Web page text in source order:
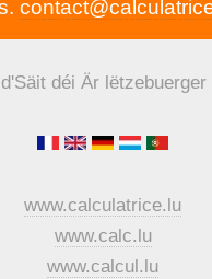
déi Är lëtzebuerger
www.calculatrice.lu
www.calc.lu
www.calcul.lu